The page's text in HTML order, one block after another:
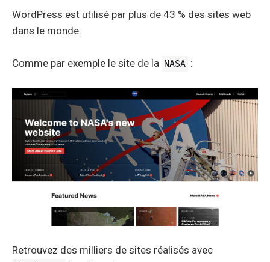
WordPress est utilisé par plus de 43 % des sites web
dans le monde.
Comme par exemple le site de la NASA :
Retrouvez des milliers de sites réalisés avec